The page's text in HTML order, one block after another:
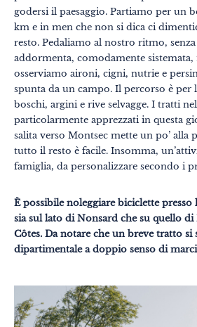
godersi il paesaggio. Partiamo per un
km e in men che non si dica ci
resto. Pedaliamo al nostro ritmo, senza
addormenta, comodamente
osserviamo aironi, cigni, nutrie e
spunta da un campo. Il percorso è per
boschi, argini e rive selvagge. I tratti
particolarmente apprezzati in questa
salita verso Montsec mette un po’ alla
tutto il resto è facile. Insomma,
famiglia, da personalizzare secondo i
È possibile noleggiare biciclette presso
sia sul lato di Nonsard che su quello
Côtes. Da notare che un breve tratto si
dipartimentale a doppio senso di